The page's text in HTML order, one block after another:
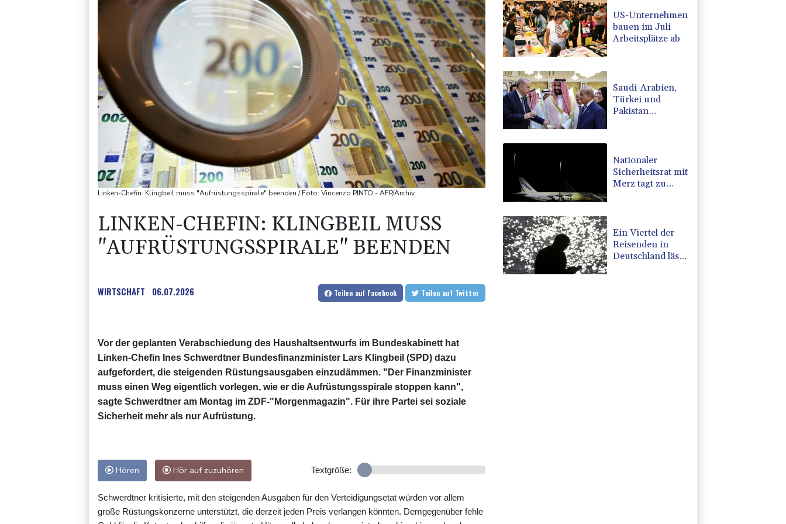
Linken-Chefin: Klingbeil muss "Aufrüstungsspirale" beenden / Foto: Vincenzo PINTO - AFP/Archiv
LINKEN-CHEFIN: KLINGBEIL MUSS
"AUFRÜSTUNGSSPIRALE" BEENDEN
WIRTSCHAFT 06.07.2026 Teilen auf Facebook Teilen auf Twitter
Vor der geplanten Verabschiedung des Haushaltsentwurfs im Bundeskabinett hat
Linken-Chefin Ines Schwerdtner Bundesfinanzminister Lars Klingbeil (SPD) dazu
aufgefordert, die steigenden Rüstungsausgaben einzudämmen. "Der Finanzminister
muss einen Weg eigentlich vorlegen, wie er die Aufrüstungsspirale stoppen kann",
sagte Schwerdtner am Montag im ZDF-"Morgenmagazin". Für ihre Partei sei soziale
Sicherheit mehr als nur Aufrüstung.
Hören Hör auf zuzuhören Textgröße:
Schwerdtner kritisierte, mit den steigenden Ausgaben für den Verteidigungsetat würden vor allem
große Rüstungskonzerne unterstützt, die derzeit jeden Preis verlangen könnten. Demgegenüber fehle
US-Unternehmen
bauen im Juli
Arbeitsplätze ab
Saudi-Arabien,
Türkei und
Pakistan
Verteidigungsabkommen
Nationaler
Sicherheitsrat mit
Merz tagt zu
Ein Viertel der
Reisenden in
Deutschland lässt